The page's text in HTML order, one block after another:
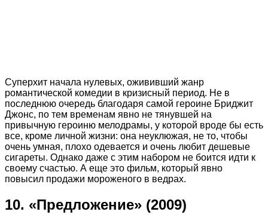
Суперхит начала нулевых, ожививший жанр
романтической комедии в кризисный период. Не в
последнюю очередь благодаря самой героине Бриджит
Джонс, по тем временам явно не тянувшей на
привычную героиню мелодрамы, у которой вроде бы есть
все, кроме личной жизни: она неуклюжая, не то, чтобы
очень умная, плохо одевается и очень любит дешевые
сигареты. Однако даже с этим набором не боится идти к
своему счастью. А еще это фильм, который явно
повысил продажи мороженого в ведрах.
10. «Предложение» (2009)